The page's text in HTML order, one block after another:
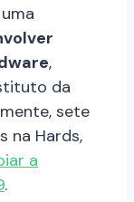
,
da
sete
na Hards,
a
.